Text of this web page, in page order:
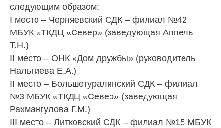
следующим образом:
I место – Черняевский СДК – филиал №42
МБУК «ТКДЦ «Север» (заведующая Аппель
Т.Н.)
II место – ОНК «Дом дружбы» (руководитель
Нальгиева Е.А.)
II место – Большетуралинский СДК – филиал
№3 МБУК «ТКДЦ «Север» (заведующая
Рахмангулова Г.М.)
III место – Литковский СДК – филиал №15 МБУК